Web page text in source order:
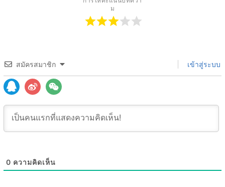
ม
สมัครสมาชิก เข้าสู่ระบบ
0 ความคิดเห็น